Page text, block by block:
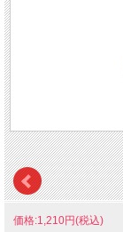
価格:1,210円(税込)